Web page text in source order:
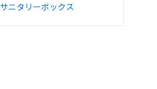
サニタリーボックス